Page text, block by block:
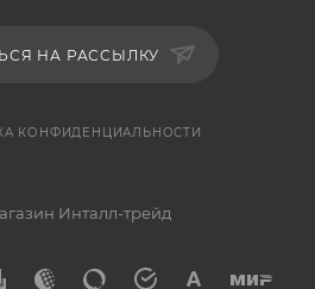
НА РАССЫЛКУ
КОНФИДЕНЦИАЛЬНОСТИ
Инталл-трейд